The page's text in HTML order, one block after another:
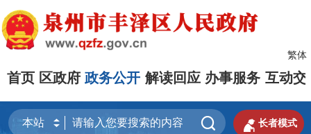
繁体
首页 区政府 政务公开 解读回应 办事服务 互动交
  长者模式